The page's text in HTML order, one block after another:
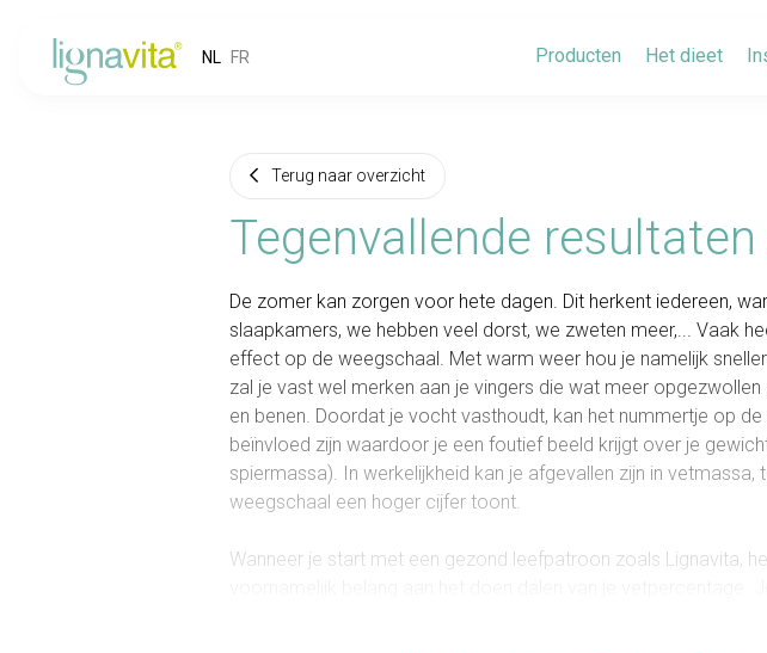
NL FR Producten Het dieet
Terug naar overzicht
Tegenvallende
De zomer kan zorgen voor hete dagen. Dit herkent iedereen,
slaapkamers, we hebben veel dorst, we zweten meer,... Vaak
effect op de weegschaal. Met warm weer hou je namelijk
zal je vast wel merken aan je vingers die wat meer opgezwollen
en benen. Doordat je vocht vasthoudt, kan het nummertje op
beïnvloed zijn waardoor je een foutief beeld krijgt over je
spiermassa). In werkelijkheid kan je afgevallen zijn in vetmassa,
weegschaal een hoger cijfer toont.
Wanneer je start met een gezond leefpatroon zoals Lignavita,